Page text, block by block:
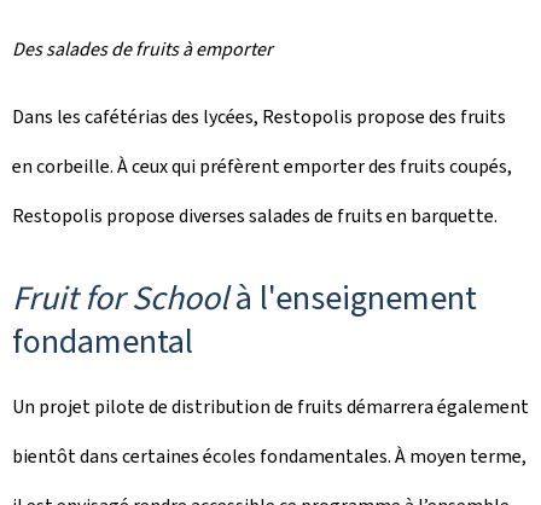
Des salades de fruits à emporter
Dans les cafétérias des lycées, Restopolis propose des fruits
en corbeille. À ceux qui préfèrent emporter des fruits coupés,
Restopolis propose diverses salades de fruits en barquette.
Fruit for Schoolà l'enseignement
fondamental
Un projet pilote de distribution de fruits démarrera également
bientôt dans certaines écoles fondamentales. À moyen terme,